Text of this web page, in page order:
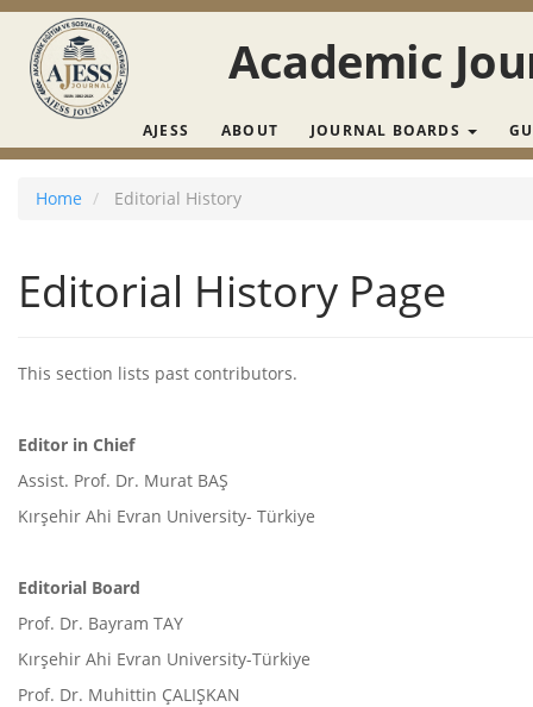
Main Navigation
Main Content
Sidebar
Academic
AJESS ABOUT JOURNAL BOARDS
Home Editorial History
Editorial History Page
This section lists past contributors.
Editor in Chief
Assist. Prof. Dr. Murat BAŞ
Kırşehir Ahi Evran University- Türkiye
Editorial Board
Prof. Dr. Bayram TAY
Kırşehir Ahi Evran University-Türkiye
Prof. Dr. Muhittin ÇALIŞKAN